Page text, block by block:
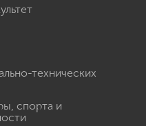
технических
спорта и